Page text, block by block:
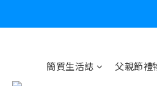
簡質生活誌 父親節禮